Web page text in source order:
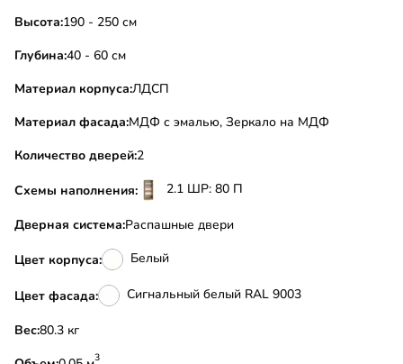
Высота:190 - 250 см
Глубина:40 - 60 см
Материал корпуса:ЛДСП
Материал фасада:МДФ с эмалью, Зеркало на МДФ
Количество дверей:2
Схемы наполнения: 2.1 ШР: 80 П
Дверная система:Распашные двери
Цвет корпуса: Белый
Цвет фасада: Сигнальный белый RAL 9003
Вес:
80.3 кг
3